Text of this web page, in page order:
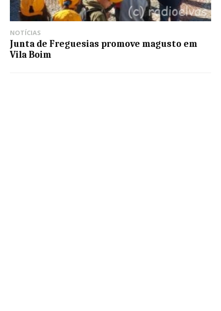
NOTÍCIAS
Junta de Freguesias promove magusto em
Vila Boim